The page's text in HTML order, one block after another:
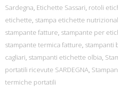
Sardegna, Etichette Sassari, rotoli
etichette, stampa etichette
stampante fatture, stampante per
stampante termica fatture, stampanti
cagliari, stampanti etichette olbia,
portatili ricevute SARDEGNA,
termiche portatili